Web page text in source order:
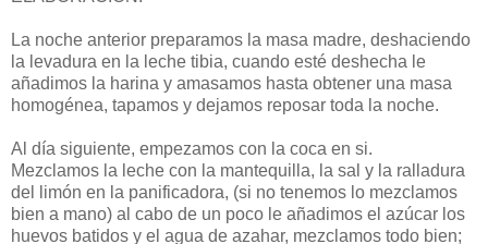
La noche anterior preparamos la masa madre, deshaciendo
la levadura en la leche tibia, cuando esté deshecha le
añadimos la harina y amasamos hasta obtener una masa
homogénea, tapamos y dejamos reposar toda la noche.
Al día siguiente, empezamos con la coca en si.
Mezclamos la leche con la mantequilla, la sal y la ralladura
del limón en la panificadora, (si no tenemos lo mezclamos
bien a mano) al cabo de un poco le añadimos el azúcar los
huevos batidos y el agua de azahar, mezclamos todo bien;